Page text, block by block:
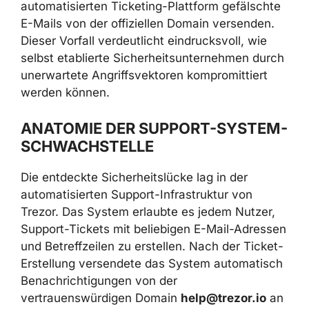
automatisierten Ticketing-Plattform gefälschte
E-Mails von der offiziellen Domain versenden.
Dieser Vorfall verdeutlicht eindrucksvoll, wie
selbst etablierte Sicherheitsunternehmen durch
unerwartete Angriffsvektoren kompromittiert
werden können.
ANATOMIE DER SUPPORT-SYSTEM-
SCHWACHSTELLE
Die entdeckte Sicherheitslücke lag in der
automatisierten Support-Infrastruktur von
Trezor. Das System erlaubte es jedem Nutzer,
Support-Tickets mit beliebigen E-Mail-Adressen
und Betreffzeilen zu erstellen. Nach der Ticket-
Erstellung versendete das System automatisch
Benachrichtigungen von der
vertrauenswürdigen Domain help@trezor.io an